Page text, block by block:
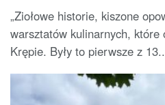
„Ziołowe historie, kiszone
warsztatów kulinarnych, które
Krępie. Były to pierwsze z